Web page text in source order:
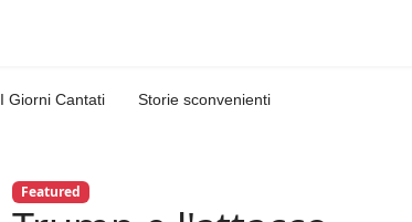
I Giorni Cantati Storie sconvenienti
Featured